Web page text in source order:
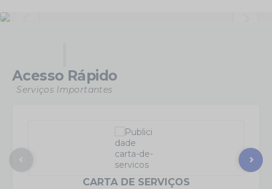
Acesso Rápido
Serviços Importantes
CARTA DE SERVIÇOS